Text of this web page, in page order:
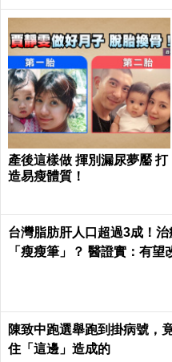
產後這樣做 揮別漏尿夢靨 打
造易瘦體質！
台灣脂肪肝人口超過3成！
「瘦瘦筆」？ 醫證實：有望
陳致中跑選舉跑到掛病號，
住「這邊」造成的